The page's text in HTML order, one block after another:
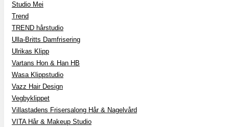
Studio Mei
Trend
TREND hårstudio
Ulla-Britts Damfrisering
Ulrikas Klipp
Vartans Hon & Han HB
Wasa Klippstudio
Vazz Hair Design
Vegbyklippet
Villastadens Frisersalong Hår & Nagelvård
VITA Hår & Makeup Studio